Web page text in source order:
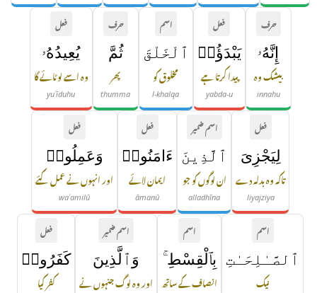
حرف
إِنَّهُۥ
بیشک وہ
innahu
فعل
يَبْدَؤُا۟
پیدا کرتا ہے
yabda-u
اسم
ٱلْخَلْقَ
مخلوق کو
l-khalqa
حرف
ثُمَّ
پھر
thumma
فعل
يُعِيدُهُۥ
وہ اسے لوٹائے گا
yuʿīduhu
فعل
لِيَجْزِىَ
تاکہ وہ بدلہ دے
liyajziya
اسم ضمیر
ٱلَّذِينَ
ان لوگوں کو جو
alladhīna
فعل
ءَامَنُوا۟
ایمان لائے
āmanū
فعل
وَعَمِلُوا۟
اور انہوں نے عمل کئے
waʿamilū
اسم
ٱلصَّـٰلِحَـٰتِ
نیک
اسم
بِٱلْقِسْطِ ۚ
انصاف کے ساتھ
اسم ضمیر
وَٱلَّذِينَ
اور وہ لوگ جنہوں نے
فعل
كَفَرُوا۟
کفر کیا